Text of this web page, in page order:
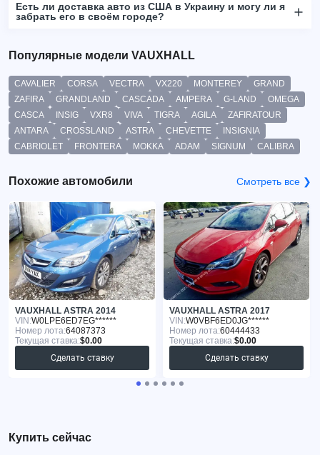
Есть ли доставка авто из США в Украину и могу ли я
забрать его в своём городе?
Популярные модели VAUXHALL
CAVALIER CORSA VECTRA VX220 MONTEREY
GRAND
ZAFIRA
GRANDLAND CASCADA AMPERA G-LAND
OMEGA
CASCA
INSIG VXR8 VIVA TIGRA AGILA
ZAFIRATOUR
ANTARA
CROSSLAND ASTRA CHEVETTE
INSIGNIA
CABRIOLET
FRONTERA MOKKA ADAM SIGNUM CALIBRA
Похожие автомобили Смотреть все ❯
VAUXHALL ASTRA 2014
VIN:W0LPE6ED7EG******
Номер лота:64087373
Текущая ставка:$0.00
Сделать ставку
VAUXHALL ASTRA 2017
VIN:W0VBF6ED0JG******
Номер лота:60444433
Текущая ставка:$0.00
Сделать ставку
Купить сейчас